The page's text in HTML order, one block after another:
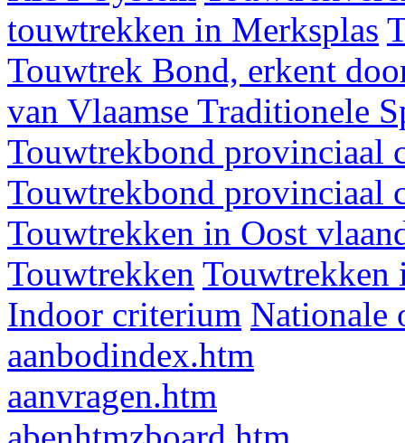
touwtrekken in Merksplas
Touwtrek Bond, erkent
van Vlaamse Traditionele
Touwtrekbond provinciaal
Touwtrekbond provinciaal
Touwtrekken in Oost
Touwtrekken Touwtrekken
Indoor criterium Nationale
aanbodindex.htm
aanvragen.htm